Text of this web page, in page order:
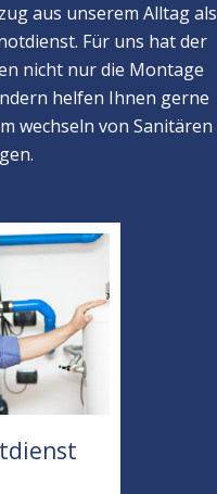
aus unserem Alltag als
Für uns hat der
nicht nur die Montage
helfen Ihnen gerne
wechseln von Sanitären